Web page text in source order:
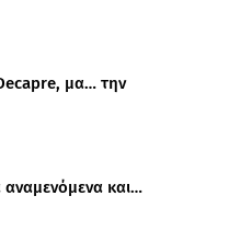
μα… την
αναμενόμενα και…